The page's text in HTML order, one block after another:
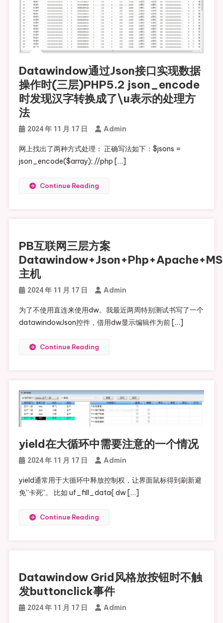
Datawindow通过Json接口实现数据
操作时(三层)PHP5.2 json_encode
时发现汉字转换成了\u表示的处理方
法
2024 年 11 月 17 日 Admin
网上找出了两种方式处理： 正确写法如下：$jsons =
json_encode($array); //php […]
Continue Reading
PB互联网三层方案
主机
2024 年 11 月 17 日 Admin
为了不使用直连来使用dw。我最近两周特别测试书写了一个
datawindowJson控件，借用dw显示编辑作为前 […]
Continue Reading
yield在大循环中需要注意的一个情况
2024 年 11 月 17 日 Admin
yield通常用于大循环中释放控制权，让界面鼠标得到刷新避
免”卡死“。 比如 uf_fill_data{ dw […]
Continue Reading
Datawindow Grid风格放按钮时不触
发buttonclick事件
2024 年 11 月 17 日 Admin